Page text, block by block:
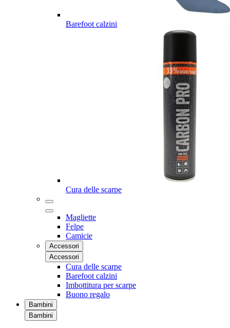
Barefoot calzini
Cura delle scarpe
Magliette
Felpe
Camicie
Accessori
Accessori
Cura delle scarpe
Barefoot calzini
Imbottitura per scarpe
Buono regalo
Bambini
Bambini